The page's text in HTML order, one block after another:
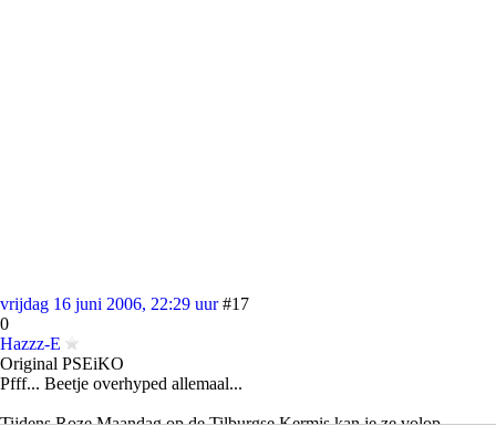
vrijdag 16 juni 2006, 22:29 uur #17
0
Hazzz-E
Original PSEiKO
Pfff... Beetje overhyped allemaal...
Tijdens Roze Maandag op de Tilburgse Kermis kan je ze volop